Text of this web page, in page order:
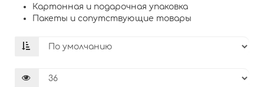
Картонная и подарочная упаковка
Пакеты и сопутствующие товары